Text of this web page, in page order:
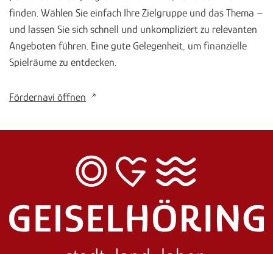
finden. Wählen Sie einfach Ihre Zielgruppe und das Thema –
und lassen Sie sich schnell und unkompliziert zu relevanten
Angeboten führen. Eine gute Gelegenheit, um finanzielle
Spielräume zu entdecken.
Fördernavi öffnen